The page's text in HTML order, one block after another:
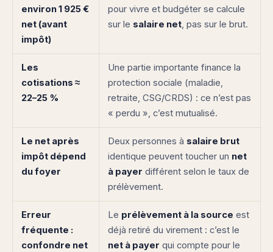
environ 1 925 €
net (avant
impôt)
pour vivre et budgéter se calcule
sur le salaire net, pas sur le brut.
Les
cotisations ≈
22–25 %
Une partie importante finance la
protection sociale (maladie,
retraite, CSG/CRDS) : ce n’est pas
« perdu », c’est mutualisé.
Le net après
impôt dépend
du foyer
Deux personnes à salaire brut
identique peuvent toucher un net
à payer différent selon le taux de
prélèvement.
Erreur
fréquente :
confondre net
Le prélèvement à la source est
déjà retiré du virement : c’est le
net à payer qui compte pour le